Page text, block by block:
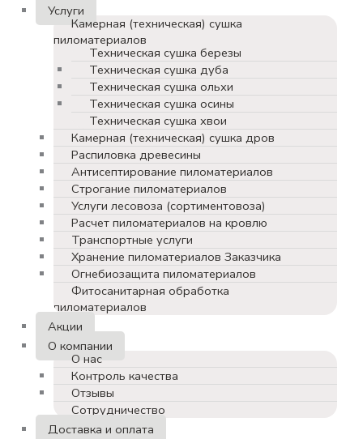
Услуги
Камерная (техническая) сушка
пиломатериалов
Техническая сушка березы
Техническая сушка дуба
Техническая сушка ольхи
Техническая сушка осины
Техническая сушка хвои
Камерная (техническая) сушка дров
Распиловка древесины
Антисептирование пиломатериалов
Строгание пиломатериалов
Услуги лесовоза (сортиментовоза)
Расчет пиломатериалов на кровлю
Транспортные услуги
Хранение пиломатериалов Заказчика
Огнебиозащита пиломатериалов
Фитосанитарная обработка
пиломатериалов
Акции
О компании
О нас
Контроль качества
Отзывы
Сотрудничество
Доставка и оплата